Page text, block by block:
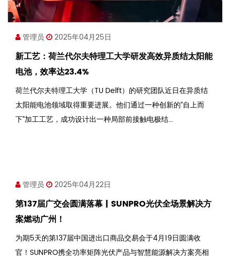
管理员 2025年04月25日
新工艺：荷兰代尔夫特理工大学研发高效异质结太阳能
电池，效率达23.4%
荷兰代尔夫特理工大学（TU Delft）的研究团队近日在异质结
太阳能电池领域取得重要进展。他们通过一种创新的“自上而
下”加工工艺，成功设计出一种局部前接触电极结...
管理员 2025年04月22日
第137届广交会圆满落幕 | SUNPRO光伏全场景解决方
案燃动广州！
为期5天的第137届中国进出口商品交易会于4月19日圆满收
官！SUNPRO携全功率矩阵光伏产品与智慧能源解决方案亮相